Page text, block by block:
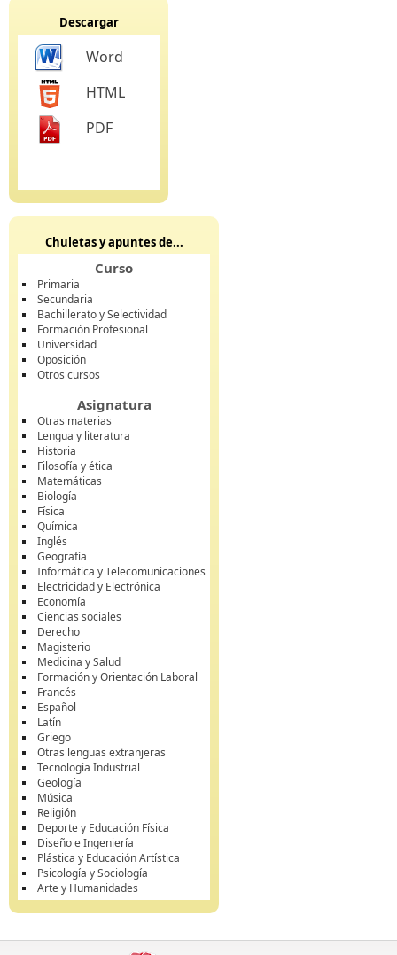
Descargar
Word
HTML
PDF
Chuletas y apuntes de...
Curso
Primaria
Secundaria
Bachillerato y Selectividad
Formación Profesional
Universidad
Oposición
Otros cursos
Asignatura
Otras materias
Lengua y literatura
Historia
Filosofía y ética
Matemáticas
Biología
Física
Química
Inglés
Geografía
Informática y Telecomunicaciones
Electricidad y Electrónica
Economía
Ciencias sociales
Derecho
Magisterio
Medicina y Salud
Formación y Orientación Laboral
Francés
Español
Latín
Griego
Otras lenguas extranjeras
Tecnología Industrial
Geología
Música
Religión
Deporte y Educación Física
Diseño e Ingeniería
Plástica y Educación Artística
Psicología y Sociología
Arte y Humanidades